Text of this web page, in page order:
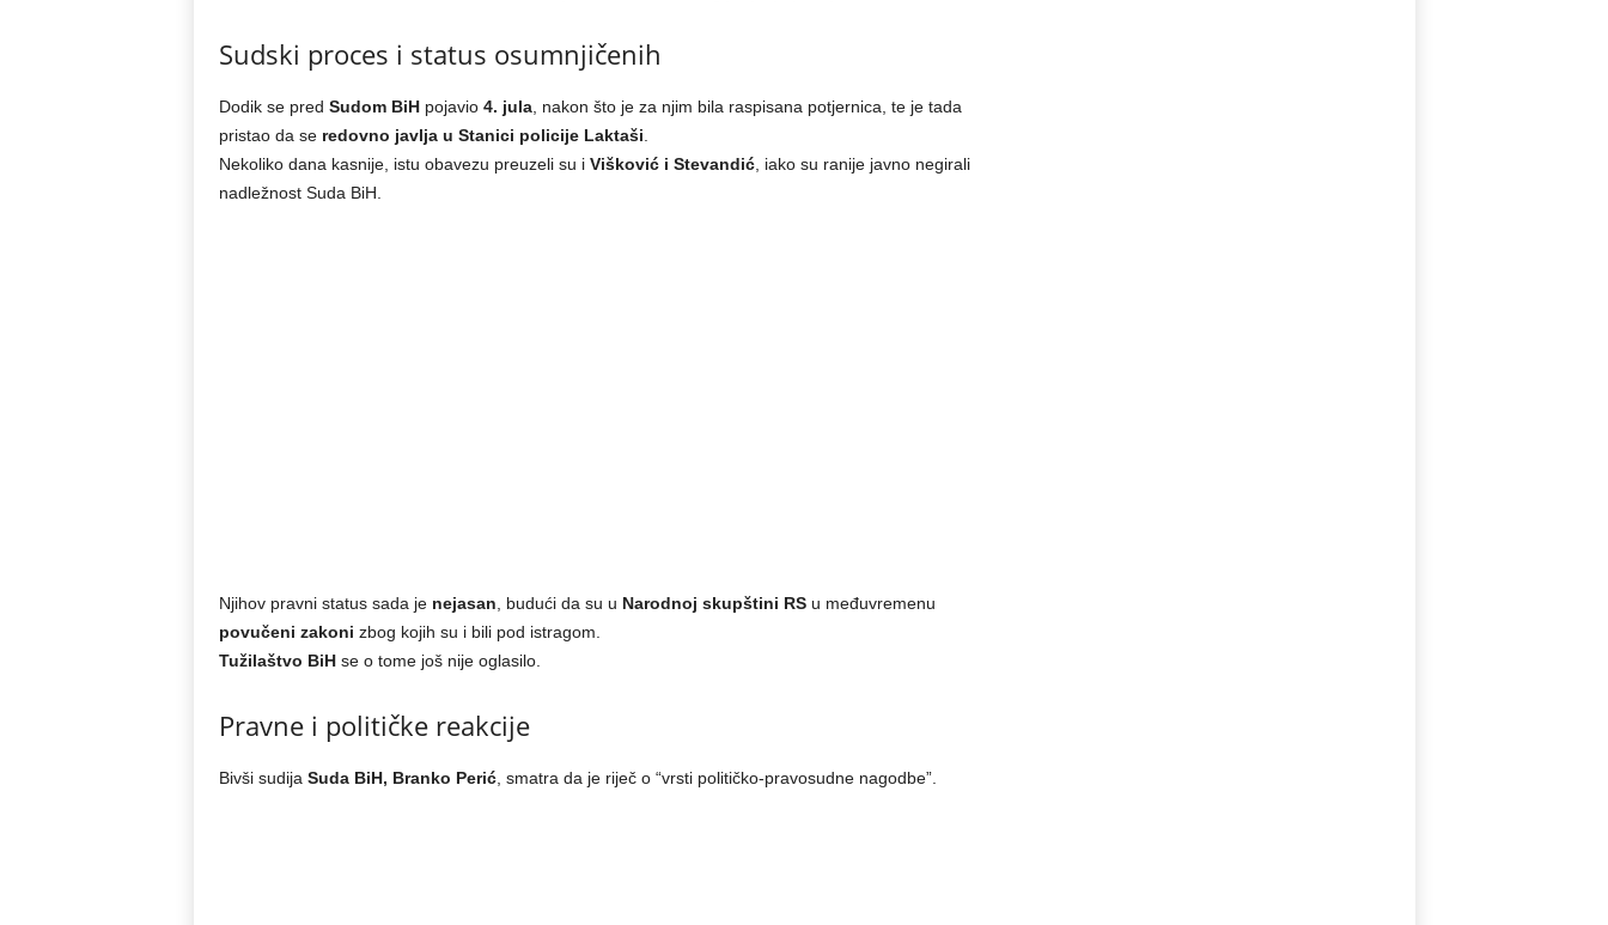
Sudski proces i status osumnjičenih
Dodik se pred Sudom BiHpojavio 4. jula, nakon što je za njim bila raspisana potjernica, te je tada
pristao da se redovno javlja u Stanici policije Laktaši
Nekoliko dana kasnije, istu obavezu preuzeli su i Višković i Stevandić, iako su ranije javno negirali
nadležnost Suda BiH.
Njihov pravni status sada je nejasan , budući da su u Narodnoj skupštini RSu međuvremenu
povučeni zakoni zbog kojih su i bili pod istragom.
Tužilaštvo BiHse o tome još nije oglasilo.
Pravne i političke reakcije
Bivši sudija Suda BiH, Branko Perić, smatra da je riječ o “vrsti političko-pravosudne nagodbe”.